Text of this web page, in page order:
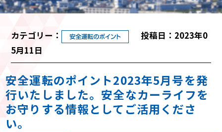
カテゴリー：
投稿日：2023年0
5月11日
安全運転のポイント2023年5月号を発
行いたしました。安全なカーライフを
お守りする情報としてご活用くださ
い。